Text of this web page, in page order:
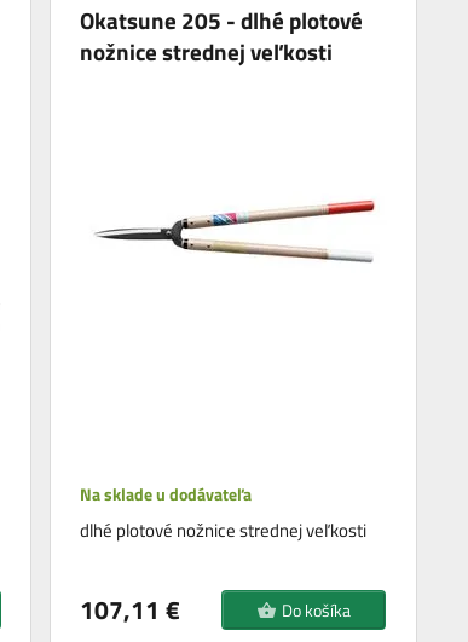
Okatsune 205 - dlhé plotové
nožnice strednej veľkosti
Na sklade u dodávateľa
dlhé plotové nožnice strednej veľkosti
107,11 € Do košíka